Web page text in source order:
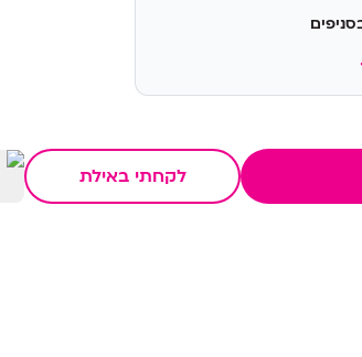
לקחתי באילת